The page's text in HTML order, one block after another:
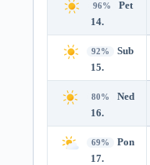
96%
Pet
14.
92%
Sub
15.
80%
Ned
16.
69%
Pon
17.